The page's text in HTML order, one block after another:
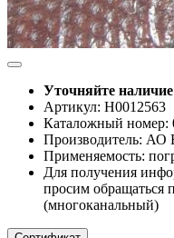
Уточняйте
Артикул: Н0012563
Каталожный номер:
Производитель: АО
Применяемость:
Для получения
просим обращаться
(многоканальный)